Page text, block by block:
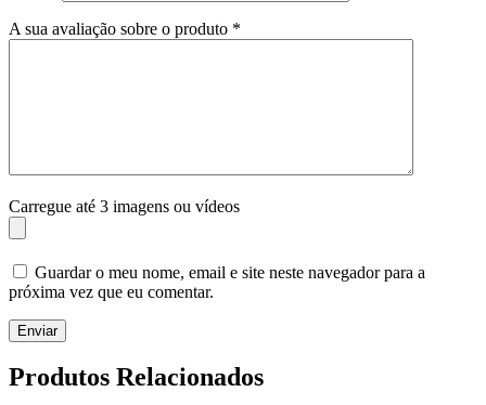
A sua avaliação sobre o produto *
Carregue até 3 imagens ou vídeos
Guardar o meu nome, email e site neste navegador para a
próxima vez que eu comentar.
Enviar
Produtos Relacionados